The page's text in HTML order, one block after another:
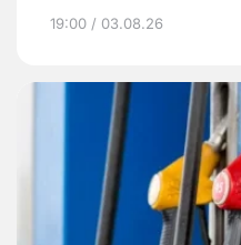
19:00 / 03.08.26